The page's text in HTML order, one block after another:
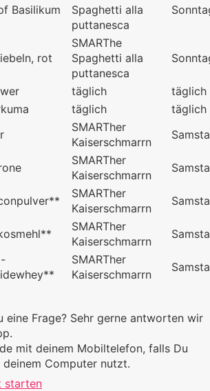
Basilikum
Spaghetti alla
puttanesca
rot
SMARThe
Spaghetti alla
puttanesca
täglich
täglich
täglich
täglich
SMARTher
Kaiserschmarrn
SMARTher
Kaiserschmarrn
SMARTher
Kaiserschmarrn
SMARTher
Kaiserschmarrn
SMARTher
Kaiserschmarrn
eine Frage? Sehr gerne antworten wir
mit deinem Mobiltelefon, falls Du
Computer nutzt.
starten